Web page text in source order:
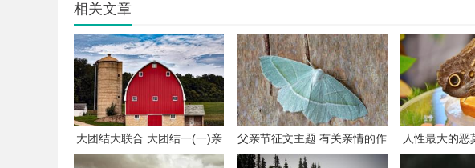
相关文章
大团结大联合 大团结一(一)亲
情会的内容和结构
父亲节征文主题 有关亲情的作
文题目
人性最大的恶